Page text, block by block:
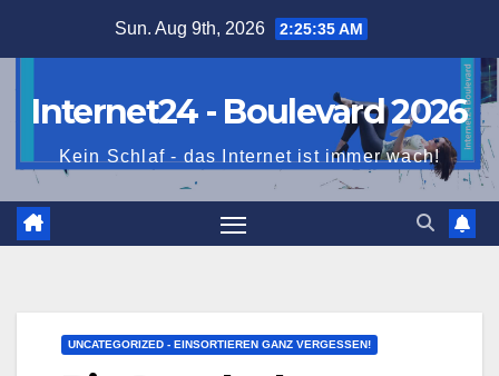
Sun. Aug 9th, 2026 2:25:36 AM
Internet24 - Boulevard 2026
Kein Schlaf - das Internet ist immer wach!
UNCATEGORIZED - EINSORTIEREN GANZ VERGESSEN!